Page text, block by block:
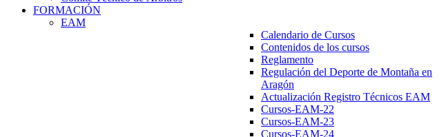
FORMACIÓN
EAM
Calendario de Cursos
Contenidos de los cursos
Reglamento
Regulación del Deporte de Montaña en
Aragón
Actualización Registro Técnicos EAM
Cursos-EAM-22
Cursos-EAM-23
Cursos-EAM-24